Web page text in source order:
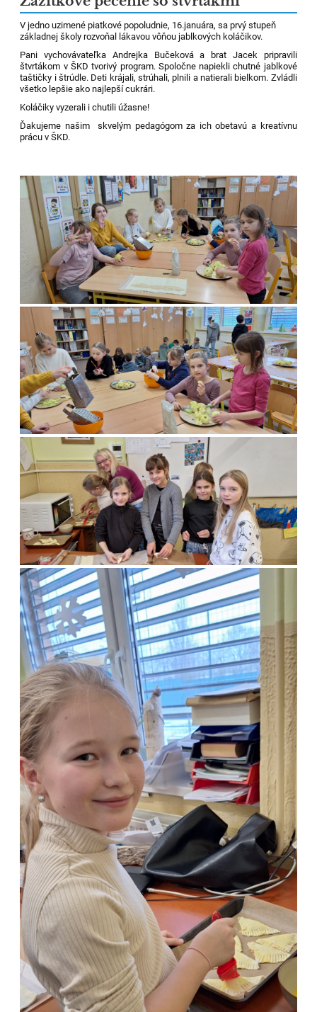
V jedno uzimené piatkové popoludnie, 16.januára, sa prvý stupeň
základnej školy rozvoňal lákavou vôňou jablkových koláčikov.
Pani vychovávateľka Andrejka Bučeková a brat Jacek pripravili
štvrtákom v ŠKD tvorivý program. Spoločne napiekli chutné jablkové
taštičky i štrúdle. Deti krájali, strúhali, plnili a natierali bielkom. Zvládli
všetko lepšie ako najlepší cukrári.
Koláčiky vyzerali i chutili úžasne!
Ďakujeme našim skvelým pedagógom za ich obetavú a kreatívnu
prácu v ŠKD.